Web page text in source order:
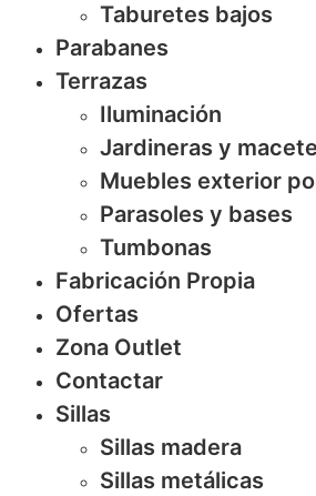
Taburetes bajos
Parabanes
Terrazas
Iluminación
Jardineras y
Muebles exterior
Parasoles y bases
Tumbonas
Fabricación Propia
Ofertas
Zona Outlet
Contactar
Sillas
Sillas madera
Sillas metálicas